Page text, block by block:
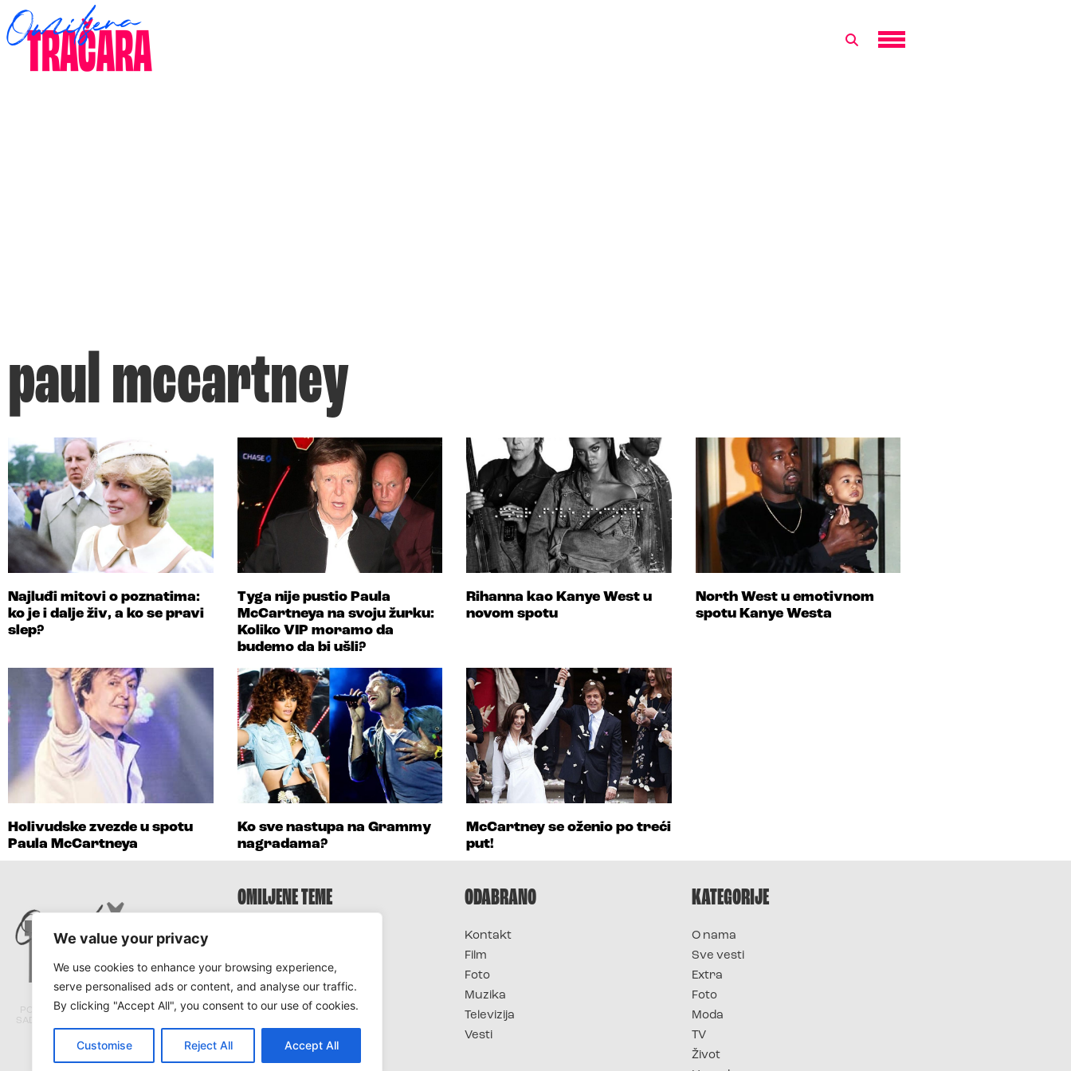
We value your privacy
We use cookies to enhance your browsing experience,
serve personalised ads or content, and analyse our traffic.
By clicking "Accept All", you consent to our use of cookies.
Customise Reject All Accept All
paul mccartney
Najluđi mitovi o poznatima:
ko je i dalje živ, a ko se pravi
slep?
Tyga nije pustio Paula
McCartneya na svoju žurku:
Koliko VIP moramo da
budemo da bi ušli?
Rihanna kao Kanye West u
novom spotu
North West u emotivnom
spotu Kanye Westa
Holivudske zvezde u spotu
Paula McCartneya
Ko sve nastupa na Grammy
nagradama?
McCartney se oženio po treći
put!
PORTAL TRACARA.COM NE ODGOVARA ZA
SADRŽAJ I ISTINITOST TEKSTOVA PRENETIH
SA DRUGIH PORTALA.
© Tracara.com 2008 –
OMILJENE TEME
Survivor Hrvatska
Survivor Srbija
ODABRANO
Kontakt
Film
Foto
Muzika
Televizija
Vesti
KATEGORIJE
O nama
Sve vesti
Extra
Foto
Moda
TV
Život